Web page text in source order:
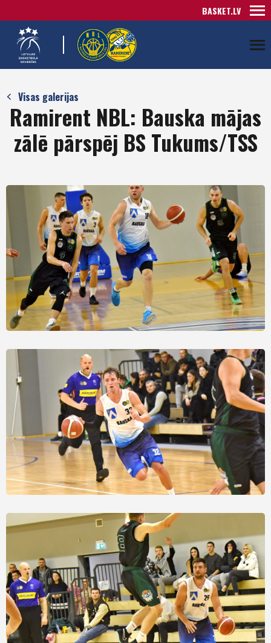
BASKET.LV
Visas galerijas
Ramirent NBL: Bauska mājas
zālē pārspēj BS Tukums/TSS